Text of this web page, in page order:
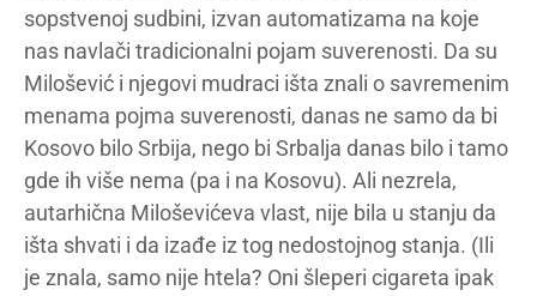
sopstvenoj sudbini, izvan automatizama na koje
nas navlači tradicionalni pojam suverenosti. Da su
Milošević i njegovi mudraci išta znali o savremenim
menama pojma suverenosti, danas ne samo da bi
Kosovo bilo Srbija, nego bi Srbalja danas bilo i tamo
gde ih više nema (pa i na Kosovu). Ali nezrela,
autarhična Miloševićeva vlast, nije bila u stanju da
išta shvati i da izađe iz tog nedostojnog stanja. (Ili
je znala, samo nije htela? Oni šleperi cigareta ipak